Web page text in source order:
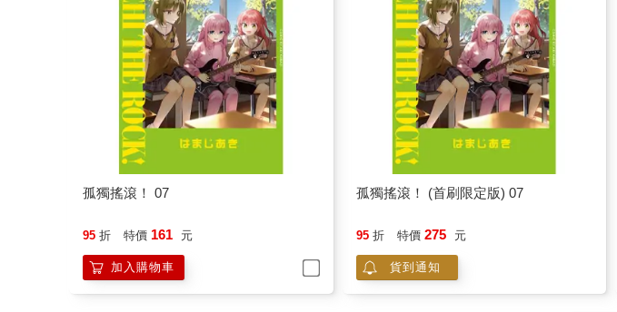
孤獨搖滾！ 07
95 折 特價 161 元
加入購物車
孤獨搖滾！ (首刷限定版) 07
95 折 特價 275 元
貨到通知